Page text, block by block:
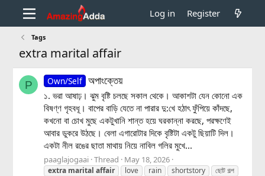
Log in Register
Tags
extra marital affair
P Own/Self অপাংক্তেয়
১. ভরা আষাঢ়। ঝুম বৃষ্টি চলছে সকাল থেকে। আকাশটা যেন কোনো এক
বিষণ্ণ গৃহবধূ। বাপের বাড়ি যেতে না পারার দু:খে হঠাৎ ফুঁপিয়ে কাঁদছে,
কখনো বা চোখ মুছে একটুখানি শান্ত হয়ে ঘরকান্না করছে, পরক্ষণেই
আবার ডুকরে উঠছে। বেলা এগারোটার দিকে বৃষ্টিটা একটু ছিয়াটি দিল।
একটা নীল রঙের ছাতা মাথায় নিয়ে নাবিল গলির মুখে...
paaglajogaai Thread May 18, 2026
extra marital affair love rain shortstory
ছোট গল্প